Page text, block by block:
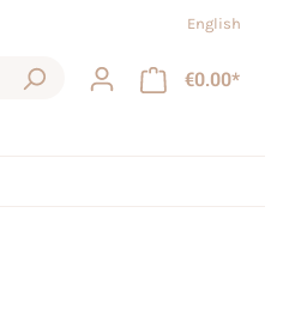
English
€0.00*